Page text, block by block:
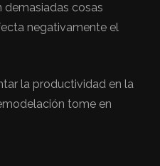
demasiadas cosas
negativamente el
la productividad en la
tome en